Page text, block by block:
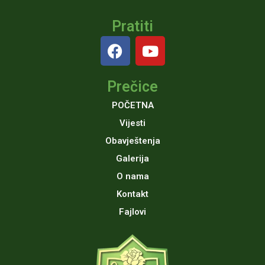
Pratiti
F
a
e
b
o
o
k
Y
o
t
u
Prečice
POČETNA
Vijesti
Obavještenja
Galerija
O nama
Kontakt
Fajlovi